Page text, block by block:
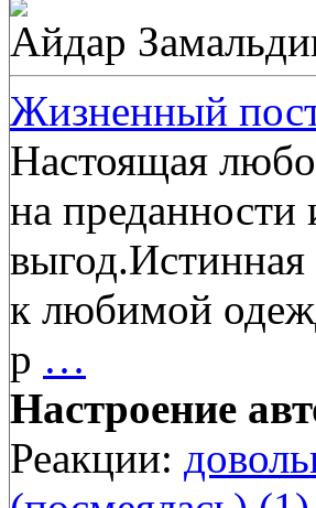
Айдар
Жизненный
Настоящая
на преданности
к любимой
р …
Настроение
Реакции: